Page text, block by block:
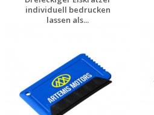
individuell bedrucken
lassen als...